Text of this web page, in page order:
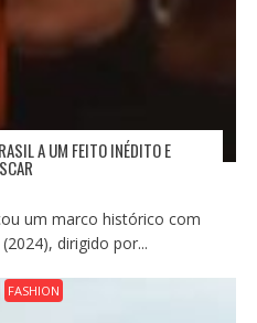
A UM FEITO INÉDITO E
um marco histórico com
dirigido por...
FASHION